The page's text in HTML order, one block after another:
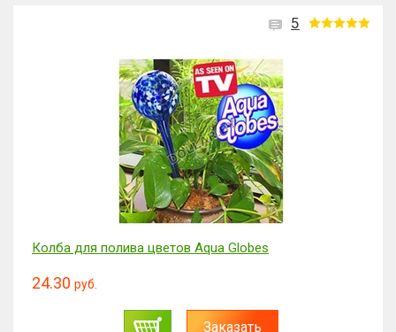
5
Колба для полива цветов Aqua Globes
24.30 руб.
Заказать